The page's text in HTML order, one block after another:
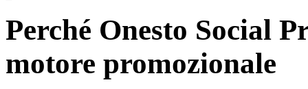
Perché Onesto Social
motore promozionale